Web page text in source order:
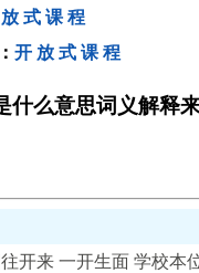
放 式 课 程
开 放 式 课 程
什么意思词义解释
开来 一开生面 学校本